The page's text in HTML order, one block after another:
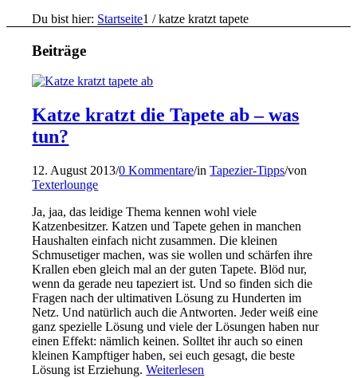
Du bist hier: Startseite1 / katze kratzt tapete
Beiträge
Katze kratzt die Tapete ab – was
tun?
12. August 2013/0 Kommentare/inTapezier-Tipps/von
Texterlounge
Ja, jaa, das leidige Thema kennen wohl viele
Katzenbesitzer. Katzen und Tapete gehen in manchen
Haushalten einfach nicht zusammen. Die kleinen
Schmusetiger machen, was sie wollen und schärfen ihre
Krallen eben gleich mal an der guten Tapete. Blöd nur,
wenn da gerade neu tapeziert ist. Und so finden sich die
Fragen nach der ultimativen Lösung zu Hunderten im
Netz. Und natürlich auch die Antworten. Jeder weiß eine
ganz spezielle Lösung und viele der Lösungen haben nur
einen Effekt: nämlich keinen. Solltet ihr auch so einen
kleinen Kampftiger haben, sei euch gesagt, die beste
Lösung ist Erziehung.Weiterlesen